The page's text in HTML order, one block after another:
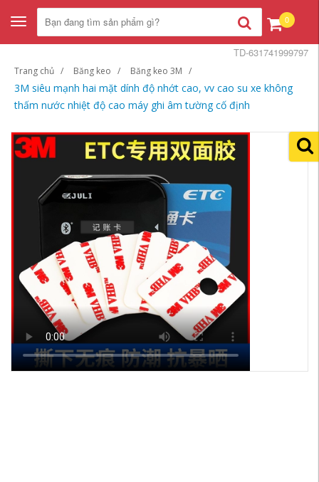
Toggle
navigation
0
Trang chủ Băng keo Băng keo 3M
3M siêu mạnh hai mặt dính độ nhớt cao, vv cao su xe không
thấm nước nhiệt độ cao máy ghi âm tường cố định
TD-631741999797